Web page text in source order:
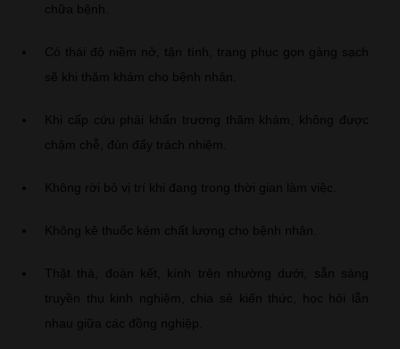
chữa bệnh.
Có thái độ niềm nở, tận tình, trang phục gọn gàng sạch
sẽ khi thăm khám cho bệnh nhân.
Khi cấp cứu phải khẩn trương thăm khám, không được
chậm chễ, đùn đẩy trách nhiệm.
Không rời bỏ vị trí khi đang trong thời gian làm việc.
Không kê thuốc kém chất lượng cho bệnh nhân.
Thật thà, đoàn kết, kính trên nhường dưới, sẵn sàng
truyền thụ kinh nghiệm, chia sẻ kiến thức, học hỏi lẫn
nhau giữa các đồng nghiệp.